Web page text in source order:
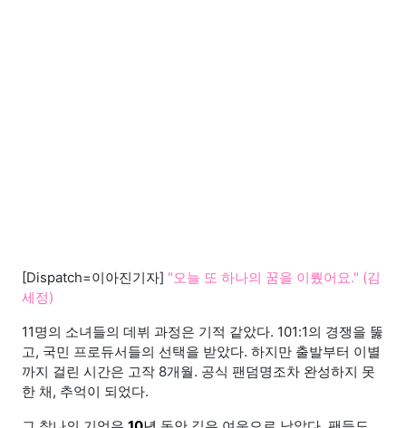
[Dispatch=이아진기자] "오늘 또 하나의 꿈을 이뤘어요." (김
세정)
11명의 소녀들의 데뷔 과정은 기적 같았다. 101:1의 경쟁을 뚫
고, 국민 프로듀서들의 선택을 받았다. 하지만 출발부터 이별
까지 걸린 시간은 고작 8개월. 공식 팬덤명조차 완성하지 못
한 채, 추억이 되었다.